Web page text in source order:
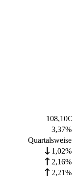
108,10€
3,37%
Quartalsweise
1,02%
2,16%
2,21%